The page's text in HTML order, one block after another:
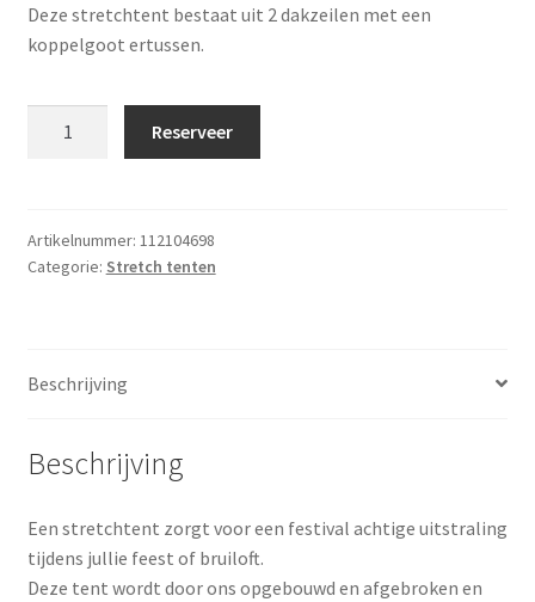
Deze stretchtent bestaat uit 2 dakzeilen met een
koppelgoot ertussen.
tent
10,5x26.5
Reserveer
Artikelnummer: 112104698
Categorie: Stretch tenten
Beschrijving
Beschrijving
Een stretchtent zorgt voor een festival achtige uitstraling
tijdens jullie feest of bruiloft.
Deze tent wordt door ons opgebouwd en afgebroken en